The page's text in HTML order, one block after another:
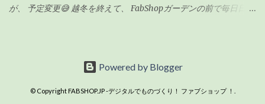
が、 予定変更😅 越冬を終えて、 FabShopガーデンの前で毎日日向
するために、 植え替えをしようと思います。 準備をしたのは新し
まで違う植物に使っていたものをしばらく天日干しにしていたも
Powered by Blogger
© Copyright FABSHOP.JP -デジタルでものづくり！ ファブショップ ！.